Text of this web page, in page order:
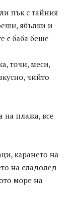
пък с тайния
ябълки и
с баба беше
точи, меси,
чийто
на плажа, все
карането на
на сладолед
море на